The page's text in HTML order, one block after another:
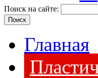
Поиск на сайте:
Главная